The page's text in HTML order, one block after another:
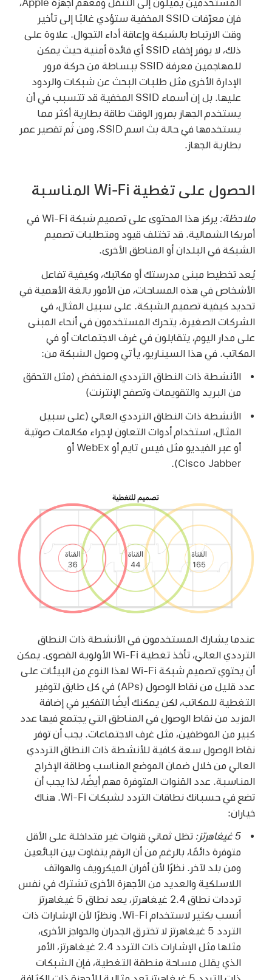
المستخدمين يميلون إلى التنقل ومعهم أجهزة Apple،
فإن معرّفات SSID المخفية ستؤدي غالبًا إلى تأخير
وقت الارتباط بالشبكة وإعاقة أداء التجوال. علاوة على
ذلك، لا يوفر إخفاء SSID أي فائدة أمنية حيث يمكن
للمهاجمين معرفة SSID ببساطة من حركة مرور
الإدارة الأخرى مثل طلبات البحث عن شبكات والردود
عليها. بل إن أسماء SSID المخفية قد تتسبب في أن
يستخدم الجهاز بمرور الوقت طاقة بطارية أكثر مما
يستخدمها في حالة بث اسم SSID، ومن ثَم تقصير عمر
بطارية الجهاز.
الحصول على تغطية Wi-Fi المناسبة
ملاحظة: يركز هذا المحتوى على تصميم شبكة Wi-Fi في
أمريكا الشمالية. قد تختلف قيود ومتطلبات تصميم
الشبكة في البلدان أو المناطق الأخرى.
يُعد تخطيط مبنى مدرستك أو مكاتبك، وكيفية تفاعل
الأشخاص في هذه المساحات، من الأمور بالغة الأهمية في
تحديد كيفية تصميم الشبكة. على سبيل المثال، في
الشركات الصغيرة، يتحرك المستخدمون في أنحاء المبنى
على مدار اليوم، يتقابلون في غرف الاجتماعات أو في
المكاتب. في هذا السيناريو، يأتي وصول الشبكة من:
الأنشطة ذات النطاق الترددي المنخفض (مثل التحقق
من البريد والتقويمات وتصفح الإنترنت)
الأنشطة ذات النطاق الترددي العالي (على سبيل
المثال، استخدام أدوات التعاون لإجراء مكالمات صوتية
أو عبر الفيديو مثل فيس تايم أو WebEx أو
Cisco Jabber).
عندما يشارك المستخدمون في الأنشطة ذات النطاق
الترددي العالي، تأخذ تغطية Wi-Fi الأولوية القصوى. يمكن
أن يحتوي تصميم شبكة Wi-Fi لهذا النوع من البيئات على
عدد قليل من نقاط الوصول (APs) في كل طابق لتوفير
التغطية للمكاتب، لكن يمكنك أيضًا التفكير في إضافة
المزيد من نقاط الوصول في المناطق التي يجتمع فيها عدد
كبير من الموظفين، مثل غرف الاجتماعات. يجب أن توفر
نقاط الوصول سعة كافية للأنشطة ذات النطاق الترددي
العالي من خلال ضمان الموضع المناسب وطاقة الإخراج
المناسبة. عدد القنوات المتوفرة مهم أيضًا، لذا يجب أن
تضع في حسبانك نطاقات التردد لشبكات Wi-Fi . هناك
خياران:
5 غيغاهرتز:
تظل ثماني قنوات غير متداخلة على الأقل
متوفرة دائمًا، بالرغم من أن الرقم يتفاوت بين البائعين
ومن بلد لآخر. نظرًا لأن أفران الميكرويف والهواتف
اللاسلكية والعديد من الأجهزة الأخرى تشترك في نفس
ترددات نطاق 2.4 غيغاهرتز، يعد نطاق 5 غيغاهرتز
أنسب بكثير لاستخدام Wi-Fi . ونظرًا لأن الإشارات ذات
التردد 5 غيغاهرتز لا تخترق الجدران والحواجز الأخرى،
مثلها مثل الإشارات ذات التردد 2.4 غيغاهرتز، الأمر
الذي يقلل مساحة منطقة التغطية، فإن الشبكات